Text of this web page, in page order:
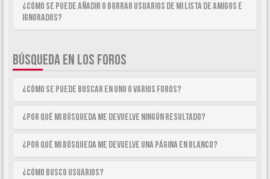
¿Cómo se puede añadir o borrar usuarios de mi lista de Amigos e
Ignorados?
BÚSQUEDA EN LOS FOROS
¿Cómo se puede buscar en uno o varios foros?
¿Por qué mi búsqueda me devuelve ningún resultado?
¿Por qué mi búsqueda me devuelve una página en blanco?
¿Cómo busco usuarios?